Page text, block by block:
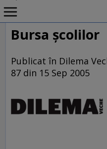
Home
EDITORIALE ȘI OPINII
PE CE LUME TRĂIM
Bursa şcolilor
Publicat în Dilema
87 din 15 Sep 2005